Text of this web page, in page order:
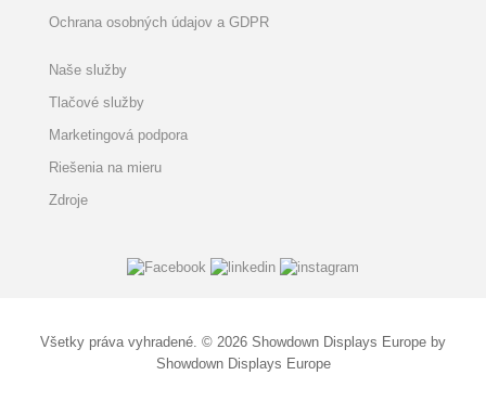
Ochrana osobných údajov a GDPR
Naše služby
Tlačové služby
Marketingová podpora
Riešenia na mieru
Zdroje
Všetky práva vyhradené. © 2026 Showdown Displays Europe by
Showdown Displays Europe